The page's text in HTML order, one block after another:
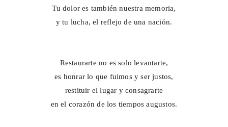
Tu dolor es también nuestra memoria,
y tu lucha, el reflejo de una nación.
Restaurarte no es solo levantarte,
es honrar lo que fuimos y ser justos,
restituir el lugar y consagrarte
en el corazón de los tiempos augustos.